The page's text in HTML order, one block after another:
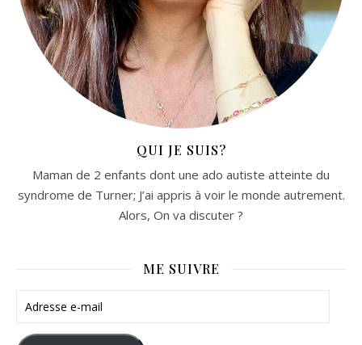
QUI JE SUIS?
Maman de 2 enfants dont une ado autiste atteinte du
syndrome de Turner; J’ai appris à voir le monde autrement.
Alors, On va discuter ?
ME SUIVRE
Adresse e-mail